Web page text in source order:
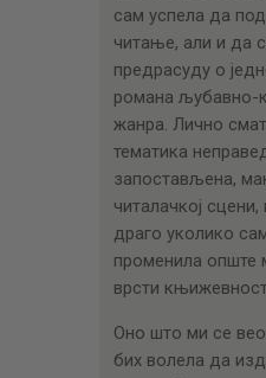
сам успела да
читање, али и да
предрасуду о
романа љубавно-
жанра. Лично
тематика
запостављена,
читалачкој сцени,
драго уколико
променила
врсти
Оно што ми се
бих волела да